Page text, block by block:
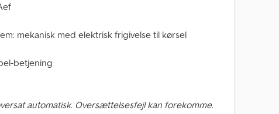
mekanisk med elektrisk frigivelse til kørsel
betjening
automatisk. Oversættelsesfejl kan forekomme.